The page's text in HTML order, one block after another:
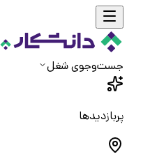
جست‌و‌جوی شغل
پربازدیدها